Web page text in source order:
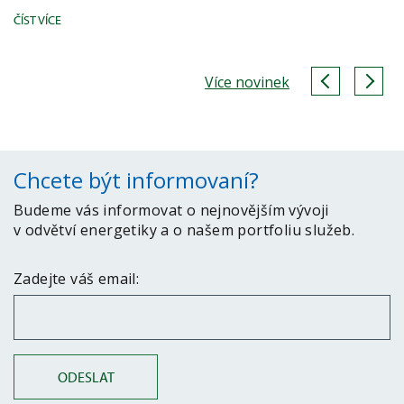
ČÍST VÍCE
Více novinek
Chcete být informovaní?
Budeme vás informovat o nejnovějším vývoji
v odvětví energetiky a o našem portfoliu služeb.
Zadejte váš email:
ODESLAT